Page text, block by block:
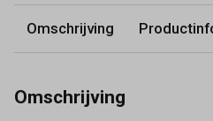
Omschrijving
Omschrijving